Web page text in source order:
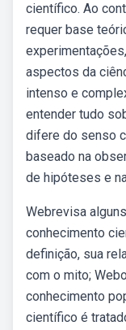
científico. Ao
requer base
aspectos da
intenso e
entender tudo
difere do senso
baseado na
de hipóteses e
Webrevisa
conhecimento
definição, sua
com o mito;
conhecimento
científico é